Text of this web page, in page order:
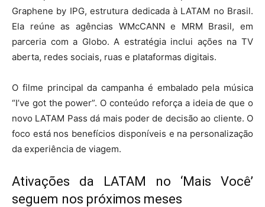
Graphene by IPG, estrutura dedicada à LATAM no Brasil.
Ela reúne as agências WMcCANN e MRM Brasil, em
parceria com a Globo. A estratégia inclui ações na TV
aberta, redes sociais, ruas e plataformas digitais.
O filme principal da campanha é embalado pela música
“I’ve got the power”. O conteúdo reforça a ideia de que o
novo LATAM Pass dá mais poder de decisão ao cliente. O
foco está nos benefícios disponíveis e na personalização
da experiência de viagem.
Ativações da LATAM no ‘Mais Você’
seguem nos próximos meses